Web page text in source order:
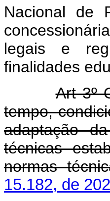
Nacional de
legais e
finalidades
Art 3º
tempo,
adaptação
técnicas
normas
15.182, de